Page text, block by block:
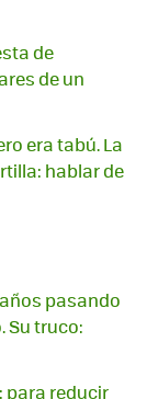
de
de un
era tabú. La
hablar de
pasando
Su truco:
para reducir